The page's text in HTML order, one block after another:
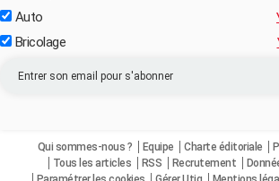
Auto
Bricolage
Qui sommes-nous ? Equipe Charte éditoriale
Tous les articles
RSS Recrutement